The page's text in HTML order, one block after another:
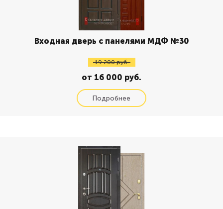
Входная дверь с панелями МДФ №30
19 200 руб.
от 16 000 руб.